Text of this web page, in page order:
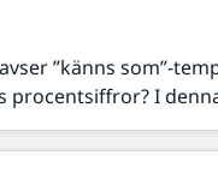
”känns som”-
I